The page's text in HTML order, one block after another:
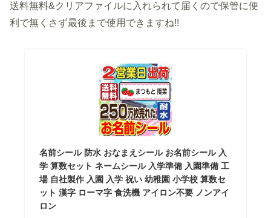
送料無料&クリアファイルに入れられて届くので保管に便
利で無くさず最後まで使用できますね!!
名前シール 防水 おなまえシール お名前シール 入
学 算数セット ネームシール 入学準備 入園準備 工
場 自社製作 入園 入学 祝い 幼稚園 小学校 算数セ
ット 漢字 ローマ字 食洗機 アイロン不要 ノンアイ
ロン